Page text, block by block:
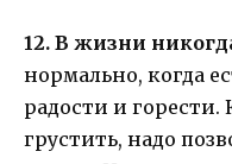
12. В жизни
нормально, когда
радости и горести.
грустить, надо